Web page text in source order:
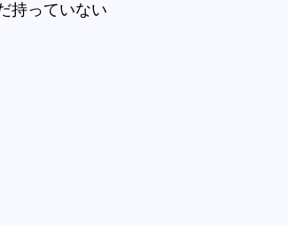
持っていない